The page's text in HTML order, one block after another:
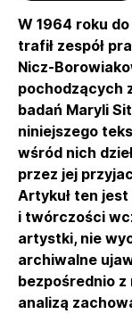
W 1964 roku
trafił zespół
Nicz-
pochodzących
badań Maryli
niniejszego
wśród nich
przez jej
Artykuł ten
i twórczości
artystki, nie
archiwalne
bezpośrednio
analizą